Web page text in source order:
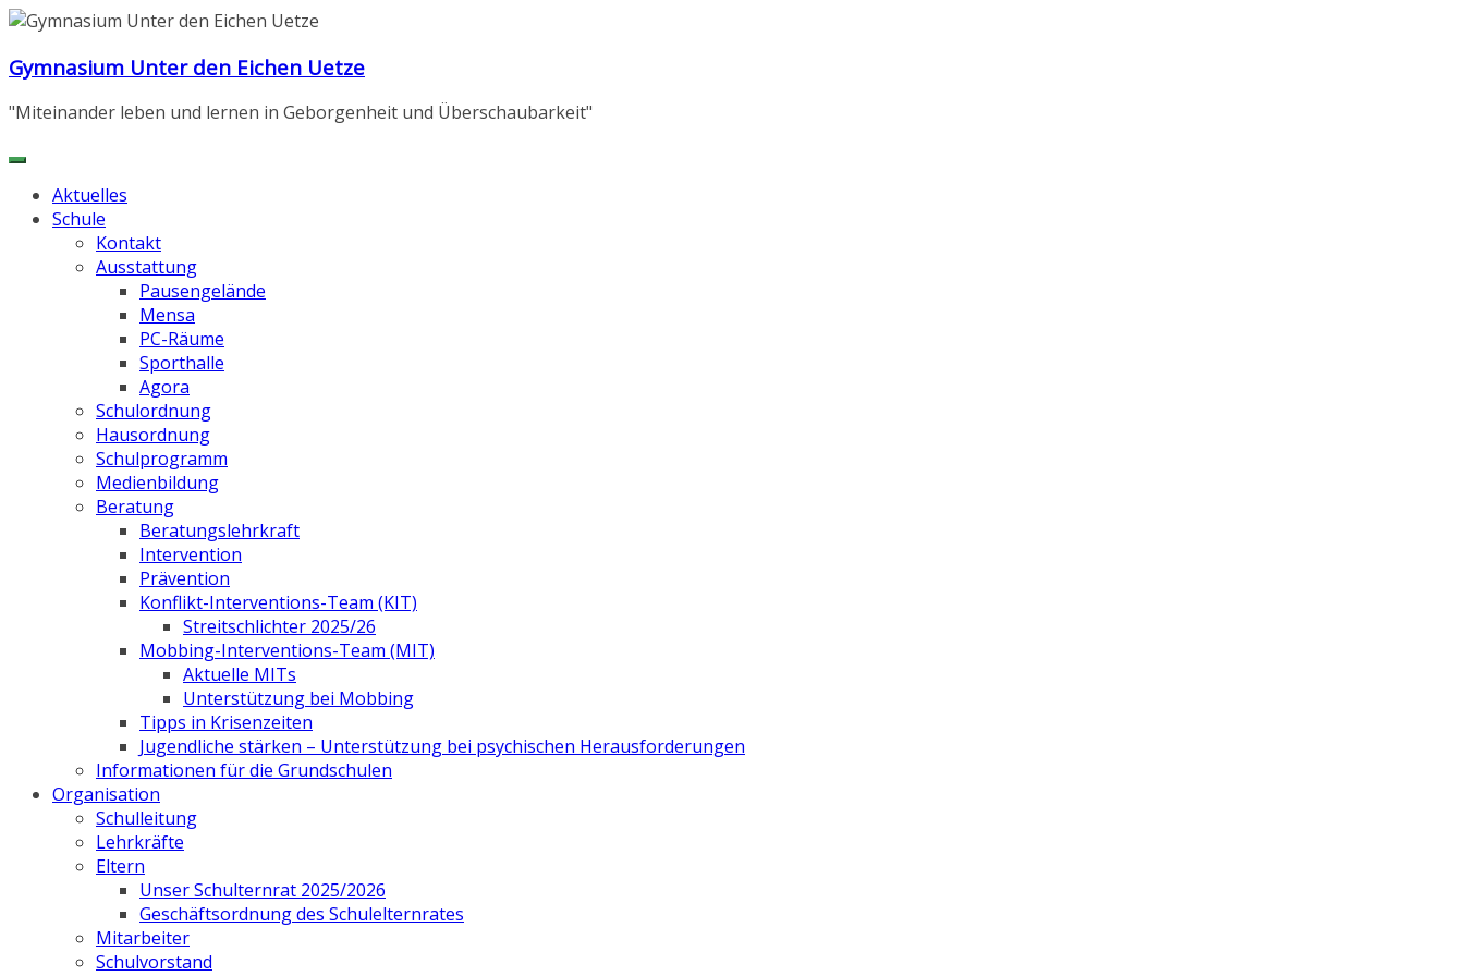
Zum
springen
Gymnasium Unter den Eichen Uetze
"Miteinander leben und lernen in Geborgenheit und Überschaubarkeit"
Aktuelles
Schule
Kontakt
Ausstattung
Pausengelände
Mensa
PC-Räume
Sporthalle
Agora
Schulordnung
Hausordnung
Schulprogramm
Medienbildung
Beratung
Beratungslehrkraft
Intervention
Prävention
Konflikt-Interventions-Team (KIT)
Streitschlichter 2025/26
Mobbing-Interventions-Team (MIT)
Aktuelle MITs
Unterstützung bei Mobbing
Tipps in Krisenzeiten
Jugendliche stärken – Unterstützung bei psychischen Herausforderungen
Informationen für die Grundschulen
Organisation
Schulleitung
Lehrkräfte
Eltern
Unser Schulternrat 2025/2026
Geschäftsordnung des Schulelternrates
Mitarbeiter
Schulvorstand